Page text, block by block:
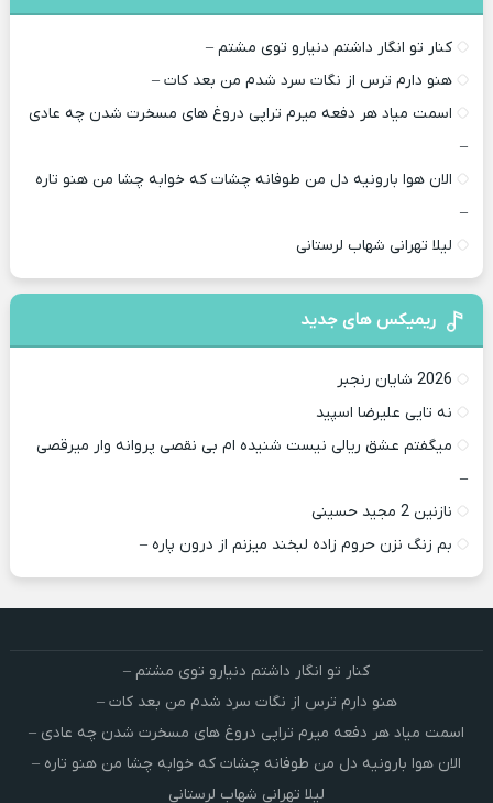
کنار تو انگار داشتم دنیارو توی مشتم –
هنو دارم ترس از نگات سرد شدم من بعد کات –
اسمت میاد هر دفعه میرم تراپی دروغ‌ های مسخرت شدن چه عادی
–
الان هوا بارونیه دل من طوفانه چشات که خوابه چشا من هنو تاره
–
لیلا تهرانی شهاب لرستانی
ریمیکس های جدید
2026 شایان رنجبر
نه تایی علیرضا اسپید
میگفتم عشق ریالی نیست شنیده ام بی نقصی پروانه وار میرقصی
–
نازنین 2 مجید حسینی
بم زنگ نزن حروم زاده لبخند میزنم از درون پاره –
کنار تو انگار داشتم دنیارو توی مشتم –
هنو دارم ترس از نگات سرد شدم من بعد کات –
اسمت میاد هر دفعه میرم تراپی دروغ‌ های مسخرت شدن چه عادی –
الان هوا بارونیه دل من طوفانه چشات که خوابه چشا من هنو تاره –
لیلا تهرانی شهاب لرستانی